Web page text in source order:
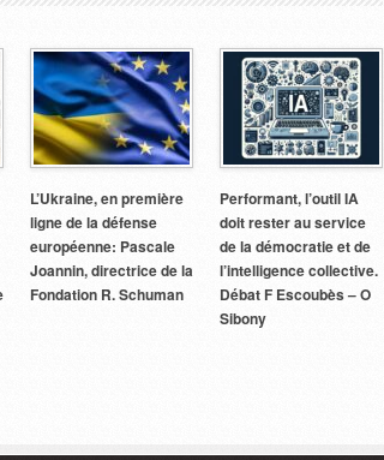
L’Ukraine, en première
ligne de la défense
européenne: Pascale
Joannin, directrice de la
Fondation R. Schuman
Performant, l’outil IA
doit rester au service
de la démocratie et de
l’intelligence collective.
Débat F Escoubès – O
Sibony